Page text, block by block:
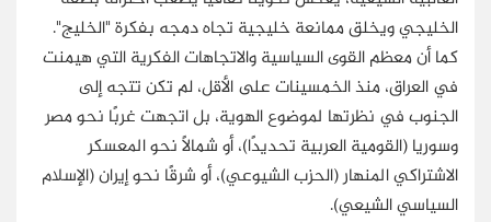
الخليجي ويخلق ممانعة خليجية تجاه دمجه بفكرة "الخليج".
كما أن معظم القوى السياسية والاتجاهات الفكرية التي هيمنت
في العراق، منذ الخمسينات على الأقل، لم تكن تتجه إلى
الجنوب في نظرتها لموضوع الهوية، بل اتجهت غربًا نحو مصر
وسوريا (القومية العربية تحديدًا)، أو شمالًا نحو المعسكر
الاشتراكي المنهار (الحزب الشيوعي)، أو شرقًا نحو إيران (الإسلام
السياسي الشيعي).